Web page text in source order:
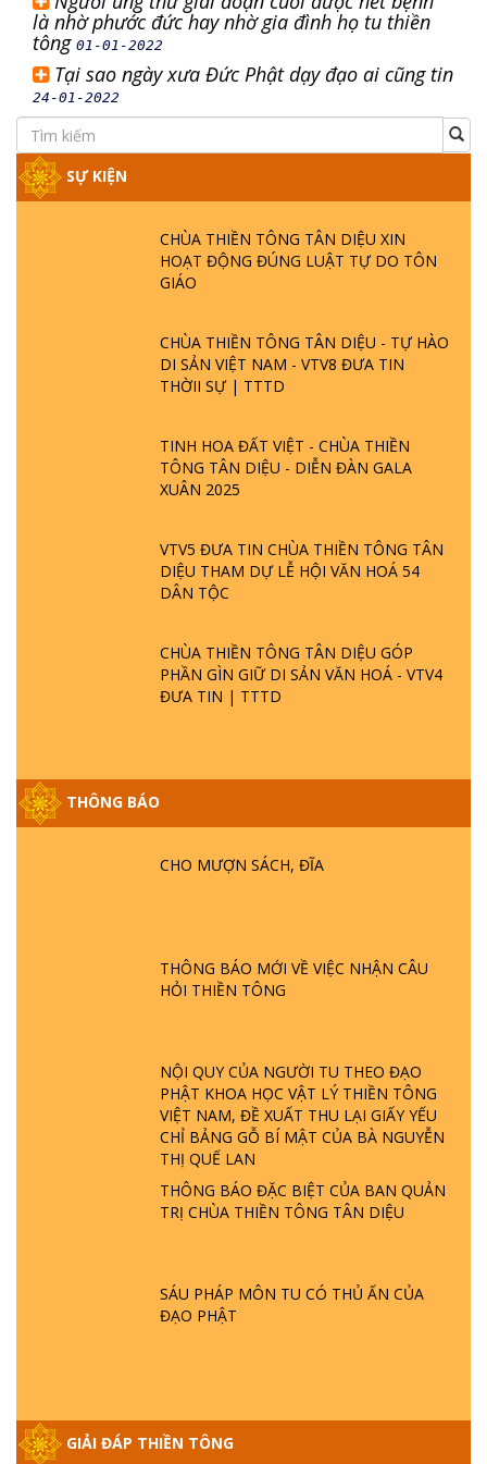
là nhờ phước đức hay nhờ gia đình họ tu thiền
tông 01-01-2022
Tại sao ngày xưa Đức Phật dạy đạo ai cũng tin
24-01-2022
SỰ KIỆN
CHÙA THIỀN TÔNG TÂN DIỆU XIN
HOẠT ĐỘNG ĐÚNG LUẬT TỰ DO TÔN
GIÁO
CHÙA THIỀN TÔNG TÂN DIỆU - TỰ HÀO
DI SẢN VIỆT NAM - VTV8 ĐƯA TIN
THỜII SỰ | TTTD
TINH HOA ĐẤT VIỆT - CHÙA THIỀN
TÔNG TÂN DIỆU - DIỄN ĐÀN GALA
XUÂN 2025
VTV5 ĐƯA TIN CHÙA THIỀN TÔNG TÂN
DIỆU THAM DỰ LỄ HỘI VĂN HOÁ 54
DÂN TỘC
CHÙA THIỀN TÔNG TÂN DIỆU GÓP
PHẦN GÌN GIỮ DI SẢN VĂN HOÁ - VTV4
ĐƯA TIN | TTTD
THÔNG BÁO
CHO MƯỢN SÁCH, ĐĨA
THÔNG BÁO MỚI VỀ VIỆC NHẬN CÂU
HỎI THIỀN TÔNG
NỘI QUY CỦA NGƯỜI TU THEO ĐẠO
PHẬT KHOA HỌC VẬT LÝ THIỀN TÔNG
VIỆT NAM, ĐỀ XUẤT THU LẠI GIẤY YẾU
CHỈ BẢNG GỖ BÍ MẬT CỦA BÀ NGUYỄN
THỊ QUẾ LAN
THÔNG BÁO ĐẶC BIỆT CỦA BAN QUẢN
TRỊ CHÙA THIỀN TÔNG TÂN DIỆU
SÁU PHÁP MÔN TU CÓ THỦ ẤN CỦA
ĐẠO PHẬT
GIẢI ĐÁP THIỀN TÔNG
HỘI GÌ? TỬ VÌ ĐẠO
PHẬT GIỚI CÓ THỜI GIAN KHÔNG? |
TTTD
LÀ AI? QUỶ SA TĂNG? | TTTD
GIẢI ĐÁP THIỀN TÔNG ĐẶC BIỆT P22 - TẠI
SAO TRÁI ĐẤT NHIỀU THIÊN TAI - LŨ LỤT
- HỎA HOẠN | TTTD
GIẢI ĐÁP THIỀN TÔNG ĐẶC BIỆT PHẦN 20